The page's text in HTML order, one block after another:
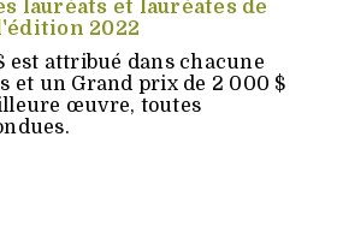
lauréats et lauréates de
2022
est attribué dans chacune
et un Grand prix de 2 000 $
œuvre, toutes